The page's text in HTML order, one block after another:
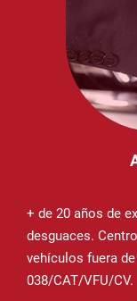
+ de 20 años de
desguaces.
vehículos fuera
038/CAT/VFU/CV.